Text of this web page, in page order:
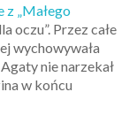
z „Małego
oczu”. Przez całe
wychowywała
nie narzekał
w końcu